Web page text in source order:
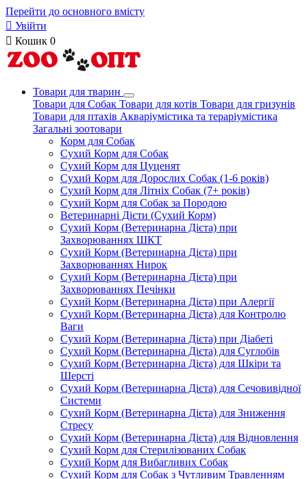
Перейти до основного вмісту
 Увійти
 Кошик 0
Товари для тварин
Товари для Собак Товари для котів Товари для гризунів
Товари для птахів Акваріумістика та тераріумістика
Загальні зоотовари
Корм для Собак
Сухий Корм для Собак
Сухий Корм для Цуценят
Сухий Корм для Дорослих Собак (1-6 років)
Сухий Корм для Літніх Собак (7+ років)
Сухий Корм для Собак за Породою
Ветеринарні Дієти (Сухий Корм)
Сухий Корм (Ветеринарна Дієта) при
Захворюваннях ШКТ
Сухий Корм (Ветеринарна Дієта) при
Захворюваннях Нирок
Сухий Корм (Ветеринарна Дієта) при
Захворюваннях Печінки
Сухий Корм (Ветеринарна Дієта) при Алергії
Сухий Корм (Ветеринарна Дієта) для Контролю
Ваги
Сухий Корм (Ветеринарна Дієта) при Діабеті
Сухий Корм (Ветеринарна Дієта) для Суглобів
Сухий Корм (Ветеринарна Дієта) для Шкіри та
Шерсті
Сухий Корм (Ветеринарна Дієта) для Сечовивідної
Системи
Сухий Корм (Ветеринарна Дієта) для Зниження
Стресу
Сухий Корм (Ветеринарна Дієта) для Відновлення
Сухий Корм для Стерилізованих Собак
Сухий Корм для Вибагливих Собак
Сухий Корм для Собак з Чутливим Травленням